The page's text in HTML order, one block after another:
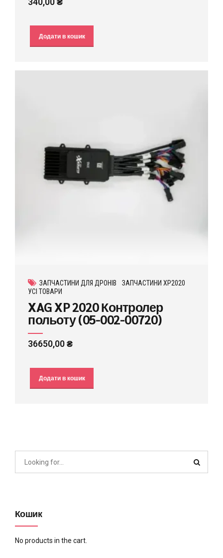
Додати в кошик
ЗАПЧАСТИНИ ДЛЯ ДРОНІВ
ЗАПЧАСТИНИ XP2020
УСІ ТОВАРИ
XAG XP 2020 Контролер
польоту (05-002-00720)
36650,00₴
Додати в кошик
Кошик
No products in the cart.